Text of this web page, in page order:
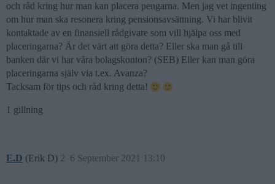
och råd kring hur man kan placera pengarna. Men jag vet ingenting
om hur man ska resonera kring pensionsavsättning. Vi har blivit
kontaktade av en finansiell rådgivare som vill hjälpa oss med
placeringarna? Är det värt att göra detta? Eller ska man gå till
banken där vi har våra bolagskonton? (SEB) Eller kan man göra
placeringarna själv via t.ex. Avanza?
Tacksam för tips och råd kring detta!
1 gillning
E.D (Erik D) 6 September 2021 13:10
2